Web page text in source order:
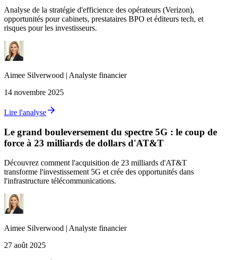
Analyse de la stratégie d'efficience des opérateurs (Verizon),
opportunités pour cabinets, prestataires BPO et éditeurs tech, et
risques pour les investisseurs.
Aimee Silverwood | Analyste financier
14 novembre 2025
Lire l'analyse
Le grand bouleversement du spectre 5G : le coup de
force à 23 milliards de dollars d'AT&T
Découvrez comment l'acquisition de 23 milliards d'AT&T
transforme l'investissement 5G et crée des opportunités dans
l'infrastructure télécommunications.
Aimee Silverwood | Analyste financier
27 août 2025